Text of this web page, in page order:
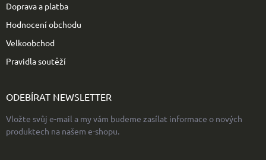
Doprava a platba
Hodnocení obchodu
Velkoobchod
Pravidla soutěží
ODEBÍRAT NEWSLETTER
Vložte svůj e-mail a my vám budeme zasílat informace o nových
produktech na našem e-shopu.